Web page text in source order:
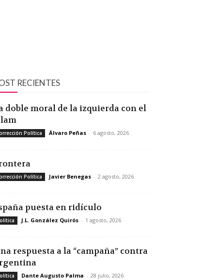
RECIENTES
doble moral de la izquierda con el
Política Álvaro Peñas - 6 agosto, 2026
Política Javier Benegas - 2 agosto, 2026
puesta en ridículo
J.L. González Quirós - 1 agosto, 2026
respuesta a la “campaña” contra
Dante Augusto Palma - 28 julio, 2026